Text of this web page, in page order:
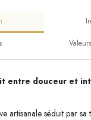
entre douceur et
artisanale séduit par sa